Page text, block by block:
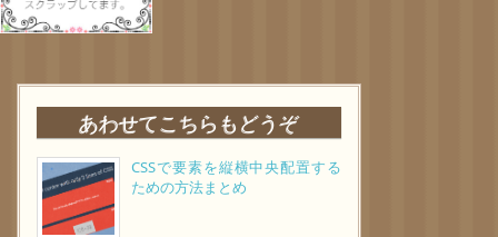
あわせてこちらもどうぞ
CSSで要素を縦横中央配置する
ための方法まとめ